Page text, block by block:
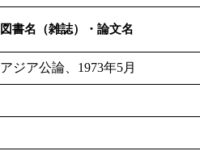
図書名（雑誌）・論文名
アジア公論 、1973年5月